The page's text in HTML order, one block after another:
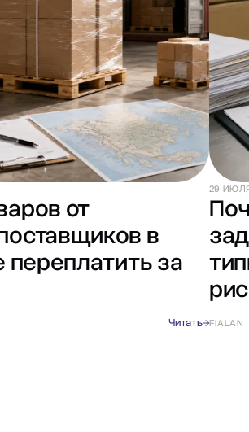
от
в
переплатить за
Читать
29
FIALAN